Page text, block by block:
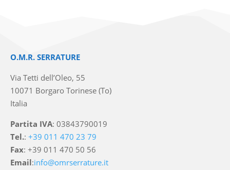
O.M.R. SERRATURE
Via Tetti dell’Oleo, 55
10071 Borgaro Torinese (To)
Italia
Partita IVA: 03843790019
Tel.:+39 011 470 23 79
Fax: +39 011 470 50 56
Email:info@omrserrature.it